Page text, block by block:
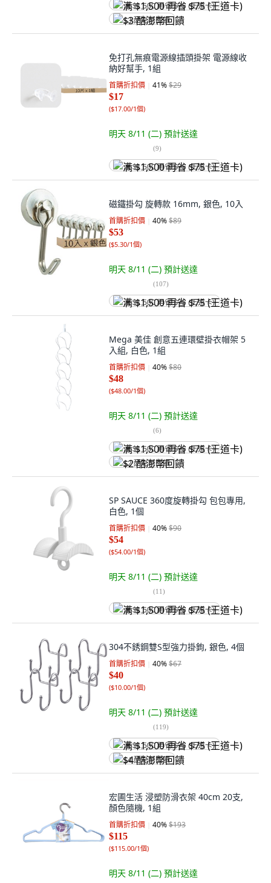
满 $1,500 再省 $75 (王道卡)
$3 酷澎幣回饋
免打孔無痕電源線插頭掛架 電源線收
納好幫手, 1組
首購折扣價 41%$29
$17
($17.00/1個)
明天 8/11 (二) 預計送達
(9)
满 $1,500 再省 $75 (王道卡)
磁鐵掛勾 旋轉款 16mm, 銀色, 10入
首購折扣價 40%$89
$53
($5.30/1個)
明天 8/11 (二) 預計送達
(107)
满 $1,500 再省 $75 (王道卡)
Mega 美佳 創意五連環壁掛衣帽架 5
入組, 白色, 1組
首購折扣價 40%$80
$48
($48.00/1個)
明天 8/11 (二) 預計送達
(6)
满 $1,500 再省 $75 (王道卡)
$2 酷澎幣回饋
SP SAUCE 360度旋轉掛勾 包包專用,
白色, 1個
首購折扣價 40%$90
$54
($54.00/1個)
明天 8/11 (二) 預計送達
(11)
满 $1,500 再省 $75 (王道卡)
304不銹鋼雙S型強力掛鉤, 銀色, 4個
首購折扣價 40%$67
$40
($10.00/1個)
明天 8/11 (二) 預計送達
(119)
满 $1,500 再省 $75 (王道卡)
$4 酷澎幣回饋
宏圃生活 浸塑防滑衣架 40cm 20支,
顏色隨機, 1組
首購折扣價 40%$193
$115
($115.00/1個)
明天 8/11 (二) 預計送達